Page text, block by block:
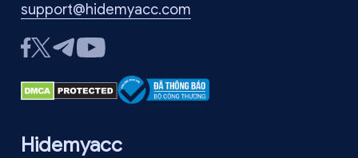
support@hidemyacc.com
Hidemyacc